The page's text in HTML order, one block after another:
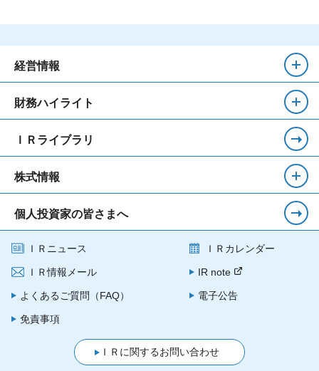
経営情報
財務ハイライト
ＩＲライブラリ
株式情報
個人投資家の皆さまへ
ＩＲニュース ＩＲカレンダー
ＩＲ情報メール IR note
よくあるご質問（FAQ） 電子公告
免責事項
ＩＲに関するお問い合わせ